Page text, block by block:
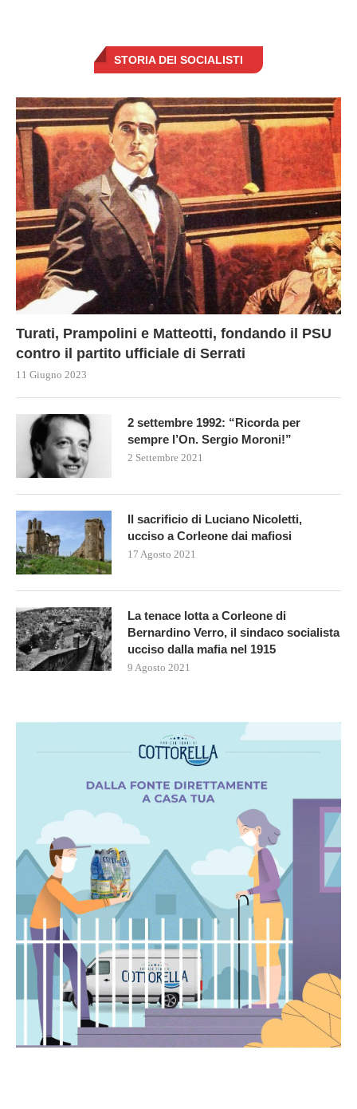
STORIA DEI SOCIALISTI
Turati, Prampolini e Matteotti, fondando il PSU
contro il partito ufficiale di Serrati
11 Giugno 2023
2 settembre 1992: “Ricorda per
sempre l’On. Sergio Moroni!”
2 Settembre 2021
Il sacrificio di Luciano Nicoletti,
ucciso a Corleone dai mafiosi
17 Agosto 2021
La tenace lotta a Corleone di
Bernardino Verro, il sindaco socialista
ucciso dalla mafia nel 1915
9 Agosto 2021